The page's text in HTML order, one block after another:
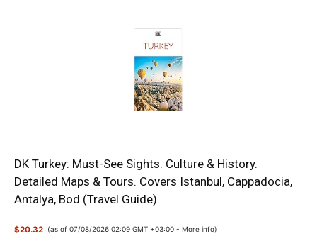
DK Turkey: Must-See Sights. Culture & History.
Detailed Maps & Tours. Covers Istanbul, Cappadocia,
Antalya, Bod (Travel Guide)
$20.32 (as of 07/08/2026 02:09 GMT +03:00 -More info)